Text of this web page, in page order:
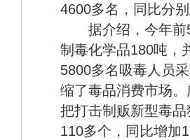
4600多名，同比分
据介绍，今年前5
制毒化学品180吨，
5800多名吸毒人员
缩了毒品消费市场
把打击制贩新型毒
110多个，同比增加